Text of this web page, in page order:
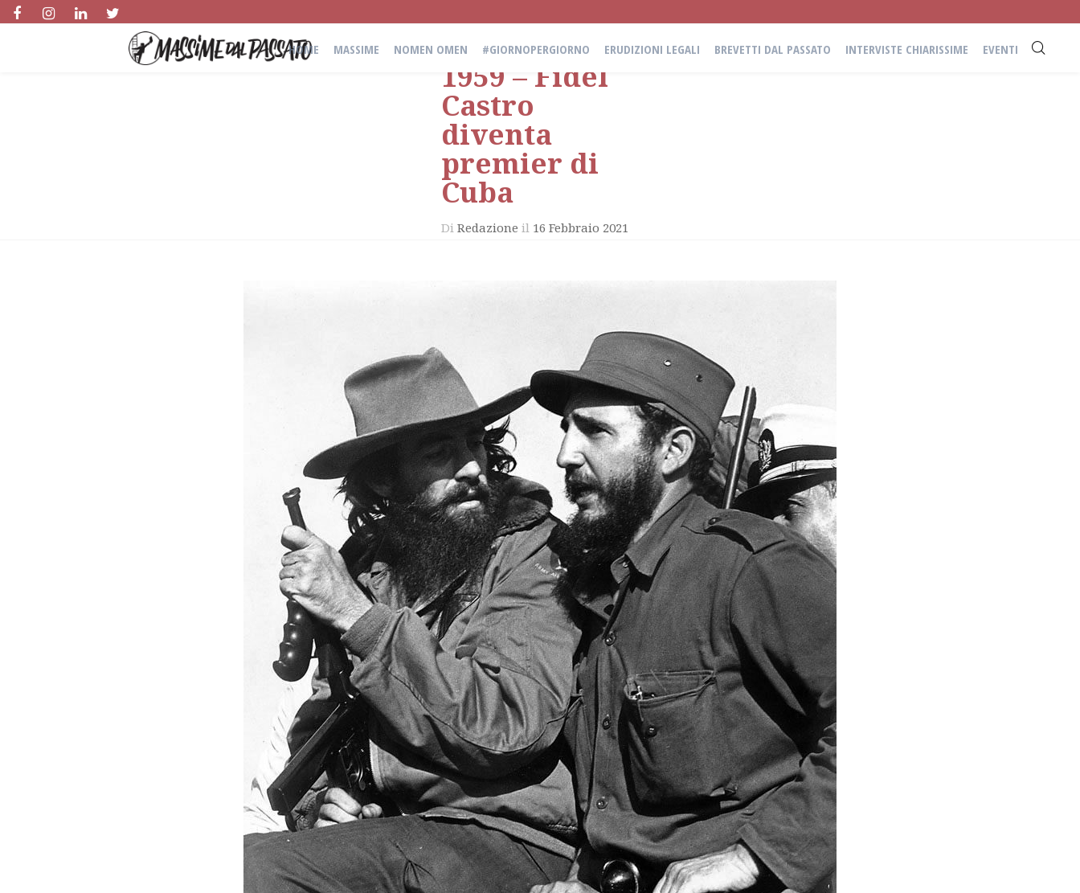
HOME MASSIME NOMEN OMEN #GIORNOPERGIORNO ERUDIZIONI LEGALI BREVETTI DAL PASSATO INTERVISTE CHIARISSIME EVENTI
16 febbraio
1959 – Fidel
Castro
diventa
premier di
Cuba
Di Redazione il 16 Febbraio 2021